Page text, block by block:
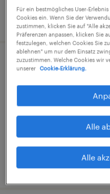
3. August 2026
€14,96 - €14,97 pro
4. August 2026
Für ein bestmögliches User-
Cookies ein. Wenn Sie der
zustimmen, klicken Sie auf "Alle
Präferenzen anpassen, klicken Sie
festzulegen, welchen Cookies Sie
ablehnen" um nur dem Einsatz
zuzustimmen. Welche Cookies wir
unserer
Cookie-Erklärung.
Alle
Alle